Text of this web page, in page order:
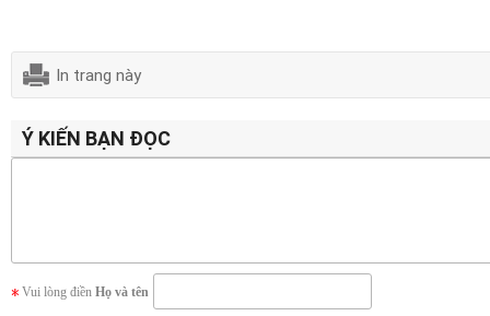
In trang này
Ý KIẾN BẠN ĐỌC
Vui lòng điền Họ và tên